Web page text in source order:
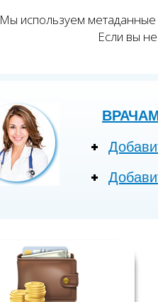
Мы используем метаданные
Если вы